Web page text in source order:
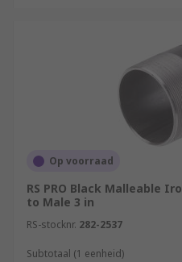
Op voorraad
RS PRO Black Malleable
to Male 3 in
RS-stocknr. 282-2537
Subtotaal (1 eenheid)